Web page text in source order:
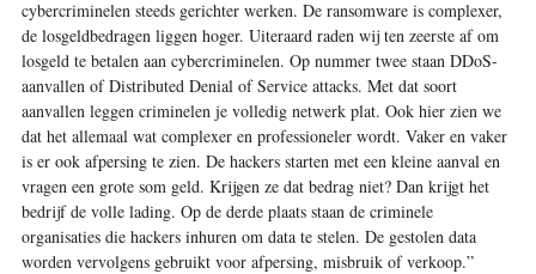
cybercriminelen steeds gerichter werken. De ransomware is complexer,
de losgeldbedragen liggen hoger. Uiteraard raden wij ten zeerste af om
losgeld te betalen aan cybercriminelen. Op nummer twee staan DDoS-
aanvallen of ­Distributed Denial of Service attacks. Met dat soort
aanvallen leggen criminelen je volledig netwerk plat. Ook hier zien we
dat het allemaal wat complexer en professioneler wordt. Vaker en vaker
is er ook afpersing te zien. De hackers starten met een kleine aanval en
vragen een grote som geld. Krijgen ze dat bedrag niet? Dan krijgt het
bedrijf de volle lading. Op de derde plaats staan de criminele
organisaties die hackers inhuren om data te stelen. De gestolen data
worden vervolgens gebruikt voor afpersing, misbruik of verkoop.”